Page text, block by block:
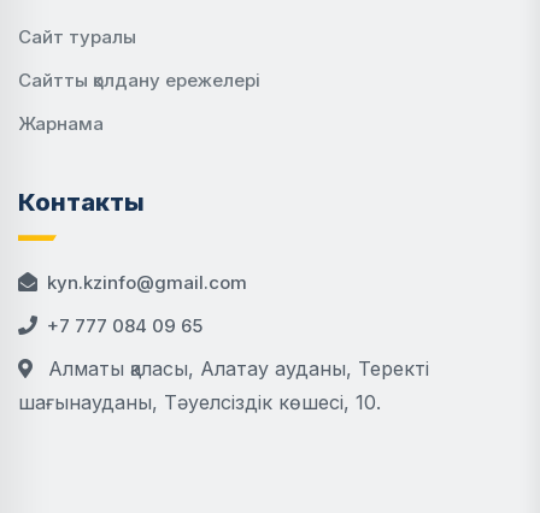
Сайт туралы
Сайтты қолдану ережелері
Жарнама
Контакты
kyn.kzinfo@gmail.com
+7 777 084 09 65
Алматы қаласы, Алатау ауданы, Теректі
шағынауданы, Тәуелсіздік көшесі, 10.